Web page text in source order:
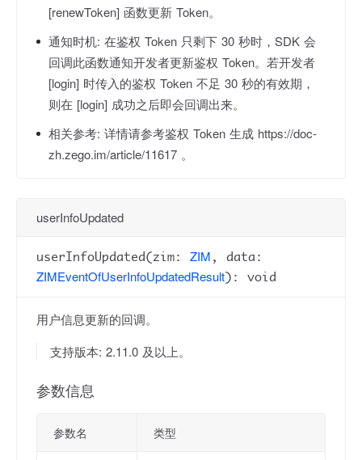
[renewToken] 函数更新 Token。
通知时机: 在鉴权 Token 只剩下 30 秒时，SDK 会
回调此函数通知开发者更新鉴权 Token。若开发者
[login] 时传入的鉴权 Token 不足 30 秒的有效期，
则在 [login] 成功之后即会回调出来。
相关参考: 详情请参考鉴权 Token 生成 https://doc-
zh.zego.im/article/11617 。
userInfoUpdated
userInfoUpdated(zim: ZIM , data:
ZIMEventOfUserInfoUpdatedResult): void
用户信息更新的回调。
支持版本: 2.11.0 及以上。
参数信息
参数名 类型